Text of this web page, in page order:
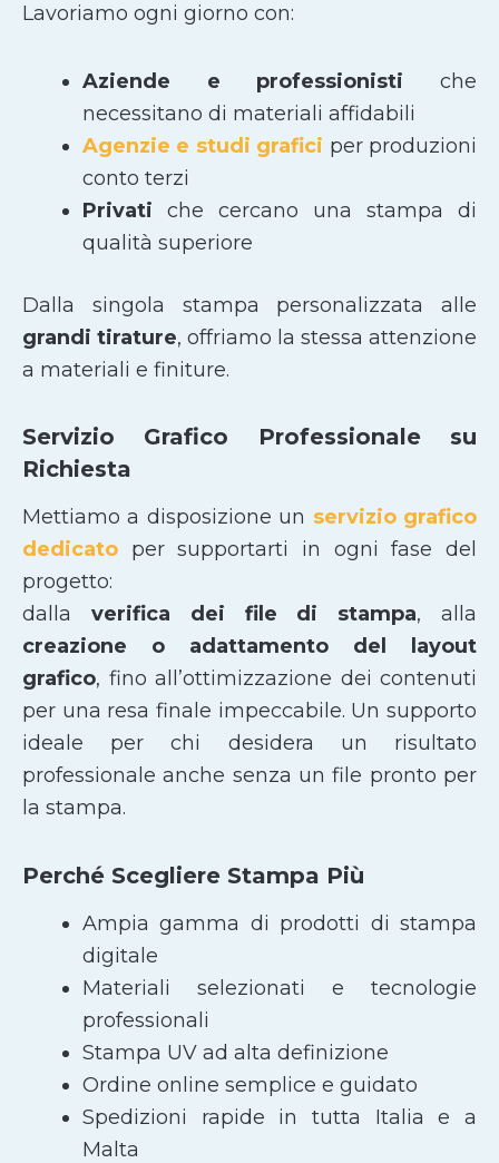
Lavoriamo ogni giorno con:
Aziende e professionisti che
necessitano di materiali affidabili
Agenzie e studi grafici per produzioni
conto terzi
Privati che cercano una stampa di
qualità superiore
Dalla singola stampa personalizzata alle
grandi tirature, offriamo la stessa attenzione
a materiali e finiture.
Servizio Grafico Professionale su
Richiesta
Mettiamo a disposizione un servizio grafico
dedicato per supportarti in ogni fase del
progetto:
dalla verifica dei file di stampa, alla
creazione o adattamento del layout
grafico, fino all’ottimizzazione dei contenuti
per una resa finale impeccabile. Un supporto
ideale per chi desidera un risultato
professionale anche senza un file pronto per
la stampa.
Perché Scegliere Stampa Più
Ampia gamma di prodotti di stampa
digitale
Materiali selezionati e tecnologie
professionali
Stampa UV ad alta definizione
Ordine online semplice e guidato
Spedizioni rapide in tutta Italia e a
Malta